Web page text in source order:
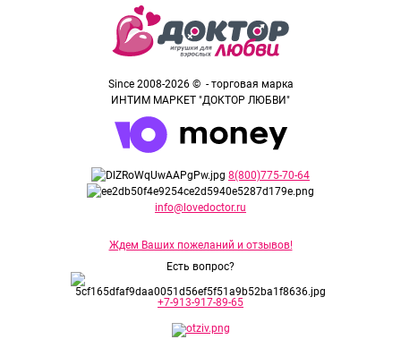
Since 2008-2026 © - торговая марка
ИНТИМ МАРКЕТ "ДОКТОР ЛЮБВИ"
8(800)775-70-64
info@lovedoctor.ru
Ждем Ваших пожеланий и отзывов!
Есть вопрос?
+7-913-917-89-65